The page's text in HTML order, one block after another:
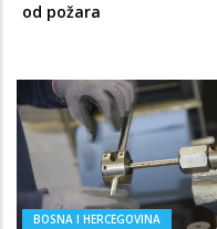
od požara
BOSNA I HERCEGOVINA